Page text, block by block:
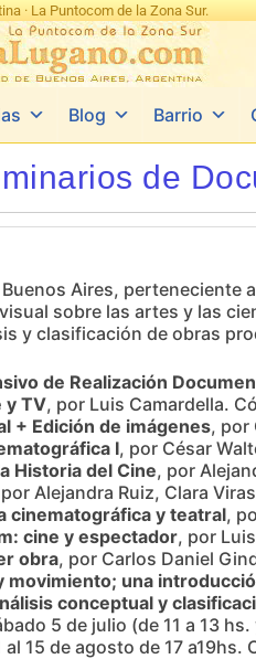
· La Puntocom de la Zona Sur.
Blog Barrio
de
Aires, perteneciente
sobre las artes y las
y clasificación de obras
de Realización
y TV, por Luis Camardella.
+ Edición de imágenes, por
I, por César
Historia del Cine, por
Alejandra Ruiz, Clara
cinematográfica y teatral,
cine y espectador, por
obra, por Carlos Daniel
movimiento; una
conceptual y
5 de julio (de 11 a 13
al 15 de agosto de 17 a19hs.